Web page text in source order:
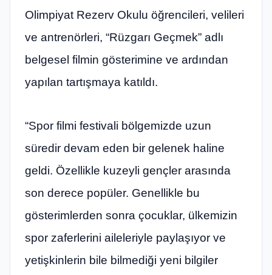
Olimpiyat Rezerv Okulu öğrencileri, velileri
ve antrenörleri, “Rüzgarı Geçmek” adlı
belgesel filmin gösterimine ve ardından
yapılan tartışmaya katıldı.
“Spor filmi festivali bölgemizde uzun
süredir devam eden bir gelenek haline
geldi. Özellikle kuzeyli gençler arasında
son derece popüler. Genellikle bu
gösterimlerden sonra çocuklar, ülkemizin
spor zaferlerini aileleriyle paylaşıyor ve
yetişkinlerin bile bilmediği yeni bilgiler